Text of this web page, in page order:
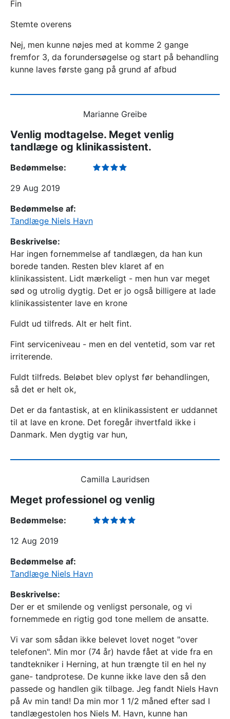
Fin
Stemte overens
Nej, men kunne nøjes med at komme 2 gange
fremfor 3, da forundersøgelse og start på behandling
kunne laves første gang på grund af afbud
Marianne Greibe
Venlig modtagelse. Meget venlig
tandlæge og klinikassistent.
Bedømmelse:
29 Aug 2019
Bedømmelse af:
Tandlæge Niels Havn
Beskrivelse:
Har ingen fornemmelse af tandlægen, da han kun
borede tanden. Resten blev klaret af en
klinikassistent. Lidt mærkeligt - men hun var meget
sød og utrolig dygtig. Det er jo også billigere at lade
klinikassistenter lave en krone
Fuldt ud tilfreds. Alt er helt fint.
Fint serviceniveau - men en del ventetid, som var ret
irriterende.
Fuldt tilfreds. Beløbet blev oplyst før behandlingen,
så det er helt ok,
Det er da fantastisk, at en klinikassistent er uddannet
til at lave en krone. Det foregår ihvertfald ikke i
Danmark. Men dygtig var hun,
Camilla Lauridsen
Meget professionel og venlig
Bedømmelse:
12 Aug 2019
Bedømmelse af:
Tandlæge Niels Havn
Beskrivelse:
Der er et smilende og venligst personale, og vi
fornemmede en rigtig god tone mellem de ansatte.
Vi var som sådan ikke belevet lovet noget "over
telefonen". Min mor (74 år) havde fået at vide fra en
tandtekniker i Herning, at hun trængte til en hel ny
gane- tandprotese. De kunne ikke lave den så den
passede og handlen gik tilbage. Jeg fandt Niels Havn
på Av min tand! Da min mor 1 1/2 måned efter sad I
tandlægestolen hos Niels M. Havn, kunne han